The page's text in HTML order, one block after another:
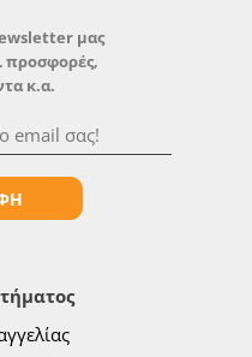
μας
προσφορές,
κ.α.